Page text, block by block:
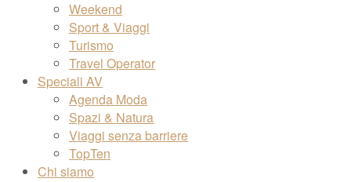
Weekend
Sport & Viaggi
Turismo
Travel Operator
Speciali AV
Agenda Moda
Spazi & Natura
Viaggi senza barriere
TopTen
Chi siamo